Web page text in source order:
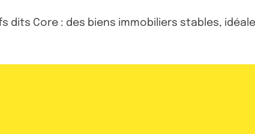
dits Core : des biens immobiliers stables,